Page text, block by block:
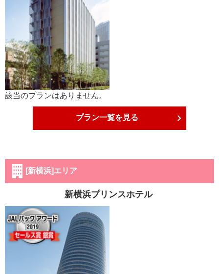
該当のプランはありません。
プラン一覧を見る
[新横浜]エリア
新横浜プリンスホテル